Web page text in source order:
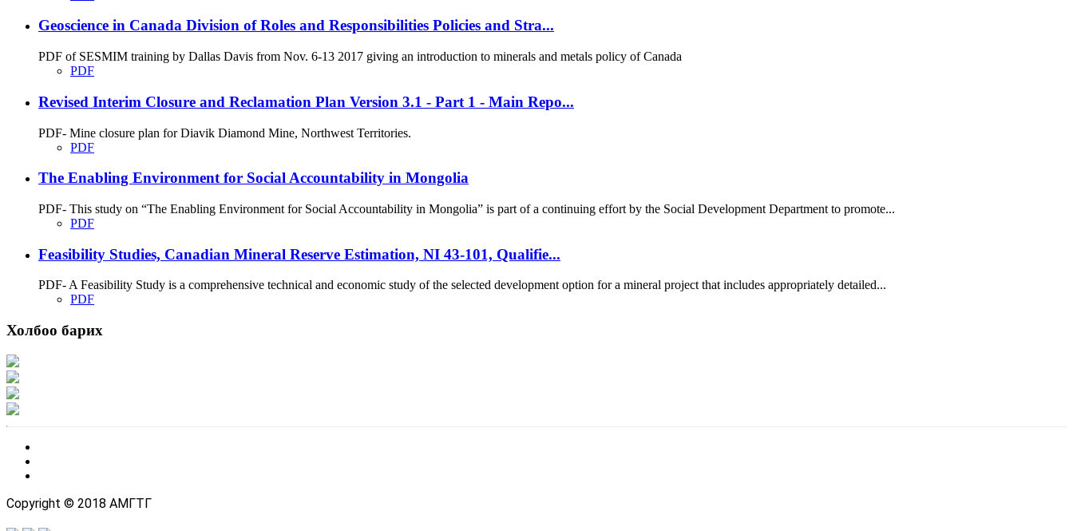
Geoscience in Canada Division of Roles and Responsibilities Policies and Stra...
PDF of SESMIM training by Dallas Davis from Nov. 6-13 2017 giving an introduction to minerals and metals policy of Canada
PDF
Revised Interim Closure and Reclamation Plan Version 3.1 - Part 1 - Main Repo...
PDF- Mine closure plan for Diavik Diamond Mine, Northwest Territories.
PDF
The Enabling Environment for Social Accountability in Mongolia
PDF- This study on “The Enabling Environment for Social Accountability in Mongolia” is part of a continuing effort by the Social Development Department to promote...
PDF
Feasibility Studies, Canadian Mineral Reserve Estimation, NI 43-101, Qualifie...
PDF- A Feasibility Study is a comprehensive technical and economic study of the selected development option for a mineral project that includes appropriately detailed...
PDF
Холбоо барих
Copyright © 2018 АМГТГ